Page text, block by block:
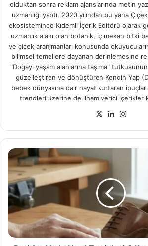
olduktan sonra reklam ajanslarında metin
uzmanlığı yaptı. 2020 yılından bu yana
ekosisteminde Kıdemli İçerik Editörü olarak
uzmanlık alanı olan botanik, iç mekan bitki
ve çiçek aranjmanları konusunda
bilimsel temellere dayanan derinlemesine
"Doğayı yaşam alanlarına taşıma" tutkusunun
güzelleştiren ve dönüştüren Kendin Yap
bebek dünyasına dair hayat kurtaran
trendleri üzerine de ilham verici içerikler
X LinkedIn
Deri
Ayakkabı
Nasıl
Temizlenir?
Kusursuz
Görünüm
ve
Uzun
Ömür